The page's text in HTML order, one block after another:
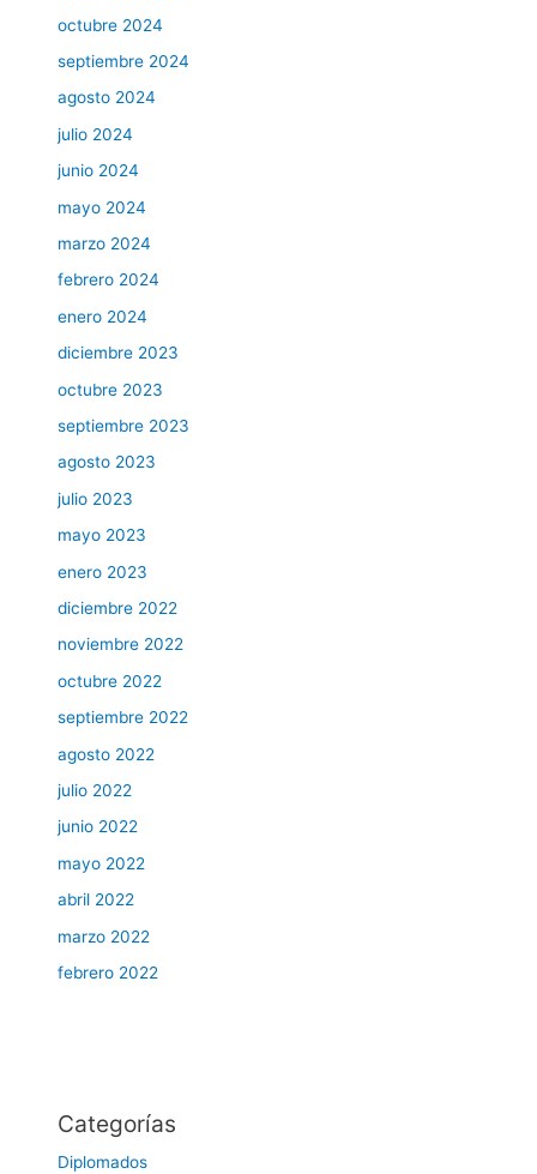
octubre 2024
septiembre 2024
agosto 2024
julio 2024
junio 2024
mayo 2024
marzo 2024
febrero 2024
enero 2024
diciembre 2023
octubre 2023
septiembre 2023
agosto 2023
julio 2023
mayo 2023
enero 2023
diciembre 2022
noviembre 2022
octubre 2022
septiembre 2022
agosto 2022
julio 2022
junio 2022
mayo 2022
abril 2022
marzo 2022
febrero 2022
Categorías
Diplomados